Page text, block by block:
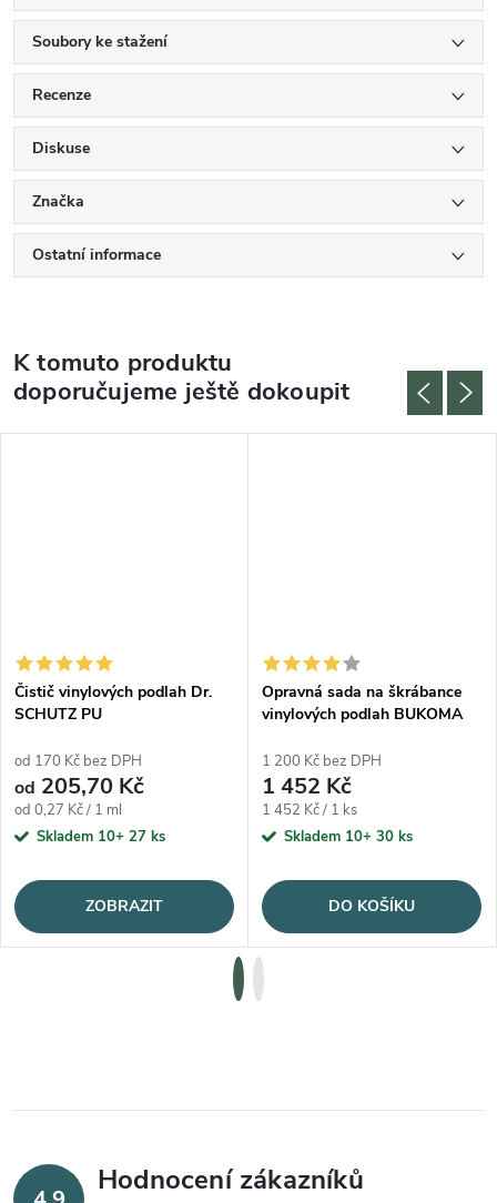
Soubory ke stažení
Recenze
Diskuse
Značka
Ostatní informace
K tomuto produktu
doporučujeme ještě dokoupit
Čistič vinylových podlah Dr.
SCHUTZ PU
od 170 Kč bez DPH
od 205,70 Kč
Měrná cena:
od 0,27 Kč / 1 ml
Skladem 10+ 27 ks
ZOBRAZIT
Opravná sada na škrábance
vinylových podlah BUKOMA
1 200 Kč bez DPH
1 452 Kč
Měrná cena:
1 452 Kč / 1 ks
Skladem 10+ 30 ks
DO KOŠÍKU
Hodnocení zákazníků